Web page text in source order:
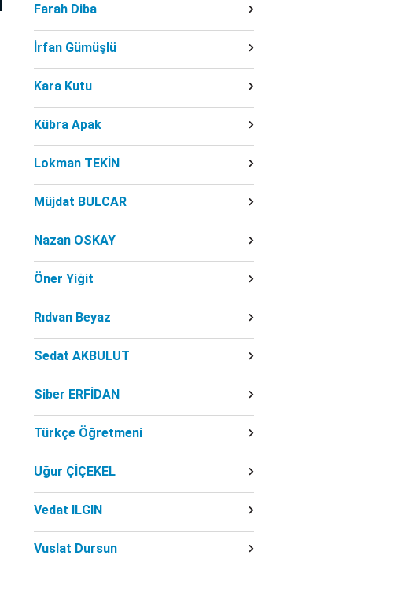
Farah Diba
İrfan Gümüşlü
Kara Kutu
Kübra Apak
Lokman TEKİN
Müjdat BULCAR
Nazan OSKAY
Öner Yiğit
Rıdvan Beyaz
Sedat AKBULUT
Siber ERFİDAN
Türkçe Öğretmeni
Uğur ÇİÇEKEL
Vedat ILGIN
Vuslat Dursun